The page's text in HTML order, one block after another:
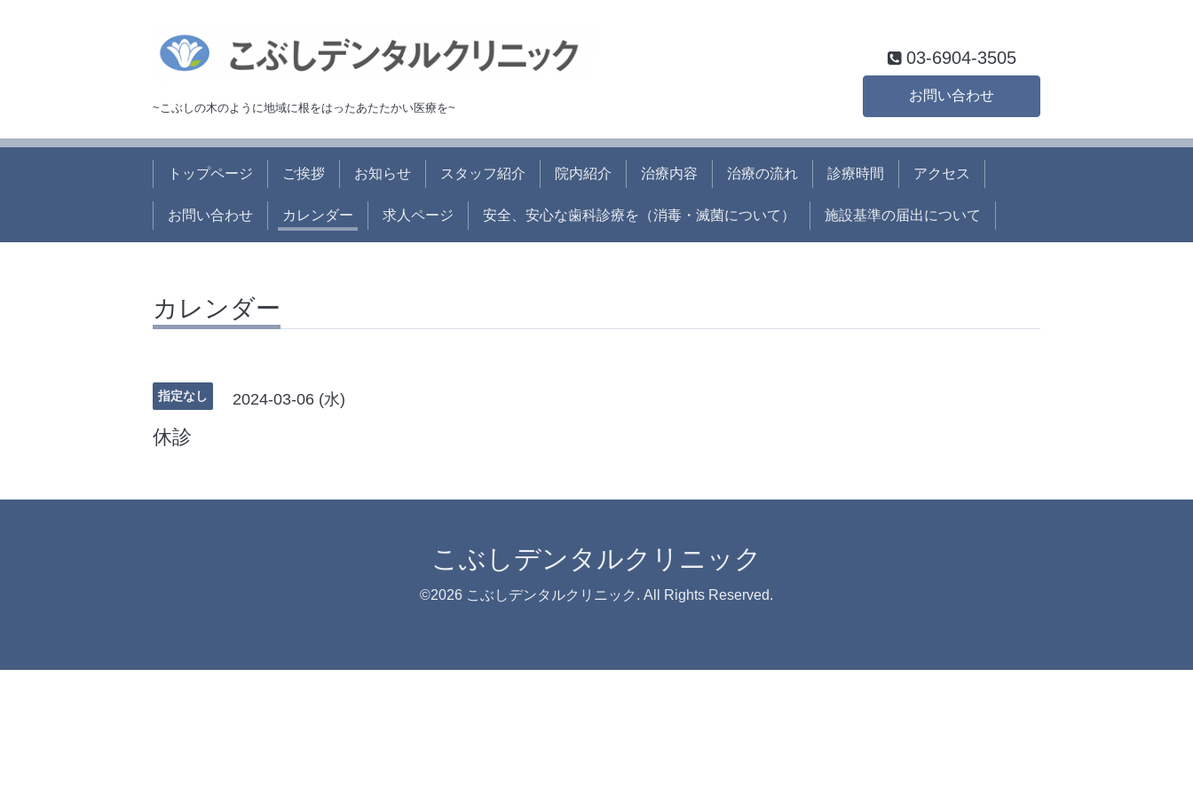
~こぶしの木のように地域に根をはったあたたかい医療を~
03-6904-3505
お問い合わせ
トップページ ご挨拶 お知らせ スタッフ紹介 院内紹介 治療内容 治療の流れ 診療時間 アクセス
お問い合わせ カレンダー 求人ページ 安全、安心な歯科診療を（消毒・滅菌について） 施設基準の届出について
カレンダー
指定なし 2024-03-06 (水)
休診
こぶしデンタルクリニック
©2026 こぶしデンタルクリニック . All Rights Reserved.